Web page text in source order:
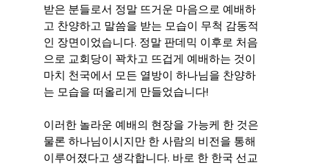
받은 분들로서 정말 뜨거운 마음으로 예배하
고 찬양하고 말씀을 받는 모습이 무척 감동적
인 장면이었습니다. 정말 판데믹 이후로 처음
으로 교회당이 꽉차고 뜨겁게 예배하는 것이
마치 천국에서 모든 열방이 하나님을 찬양하
는 모습을 떠올리게 만들었습니다!
이러한 놀라운 예배의 현장을 가능케 한 것은
물론 하나님이시지만 한 사람의 비전을 통해
이루어졌다고 생각합니다. 바로 한 한국 선교